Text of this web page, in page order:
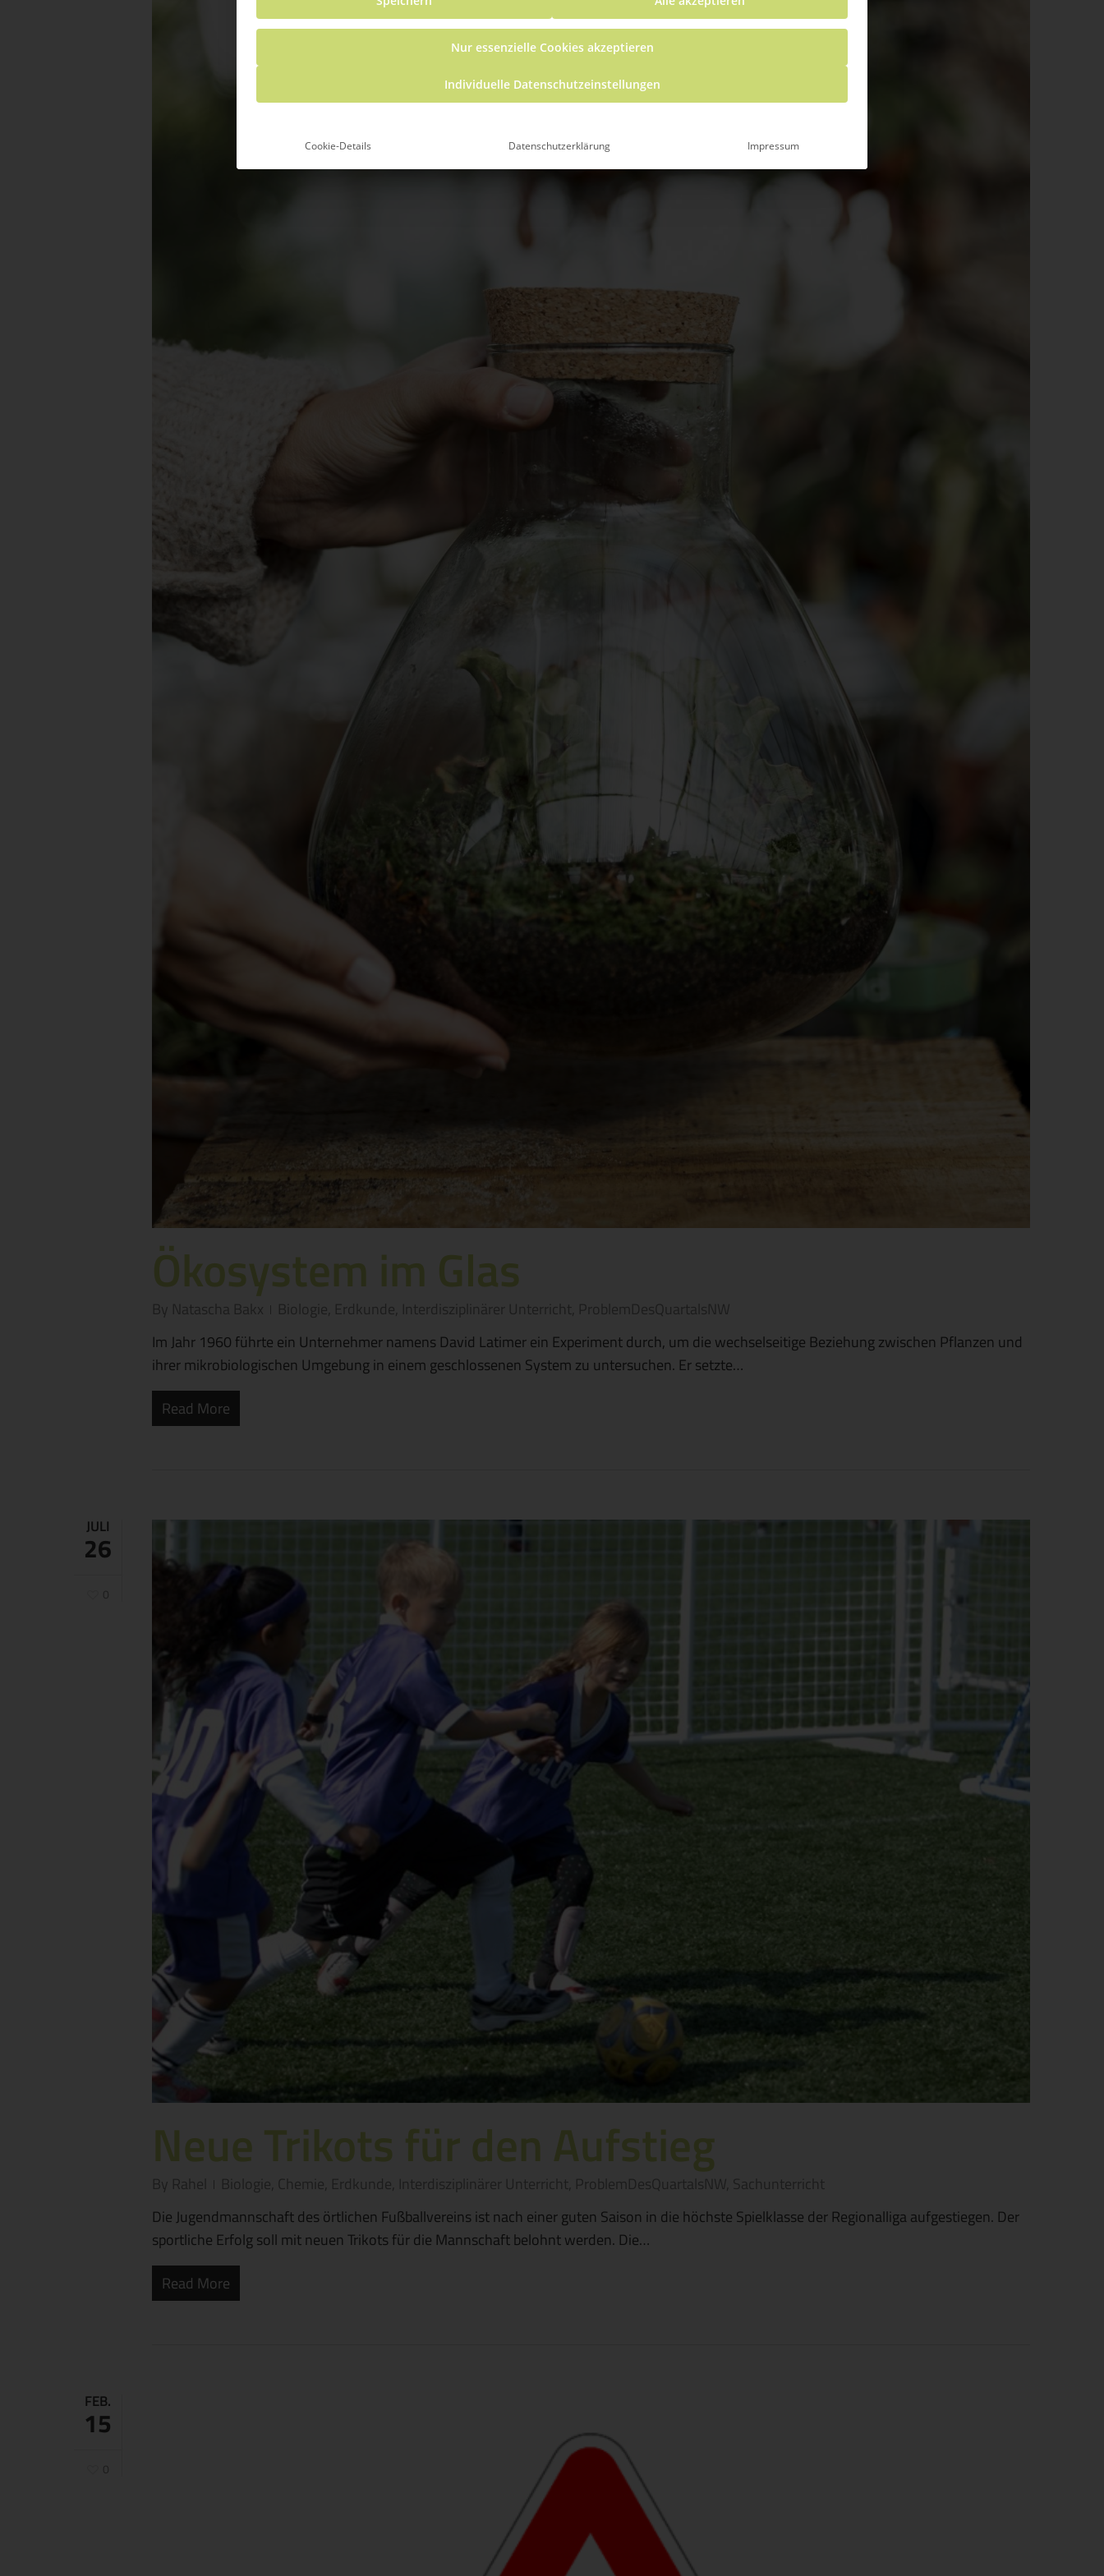
Ökosystem im Glas
By Natascha Bakx Biologie, Erdkunde, Interdisziplinärer Unterricht, ProblemDesQuartalsNW
Im Jahr 1960 führte ein Unternehmer namens David Latimer ein Experiment durch, um die wechselseitige Beziehung zwischen Pflanzen und
ihrer mikrobiologischen Umgebung in einem geschlossenen System zu untersuchen. Er setzte…
Read More
JULI
26
0
Neue Trikots für den Aufstieg
By Rahel Biologie, Chemie, Erdkunde, Interdisziplinärer Unterricht, ProblemDesQuartalsNW, Sachunterricht
Die Jugendmannschaft des örtlichen Fußballvereins ist nach einer guten Saison in die höchste Spielklasse der Regionalliga aufgestiegen. Der
sportliche Erfolg soll mit neuen Trikots für die Mannschaft belohnt werden. Die…
Read More
FEB.
15
0
Nur essenzielle Cookies akzeptieren
Individuelle Datenschutzeinstellungen
Cookie-Details Datenschutzerklärung Impressum